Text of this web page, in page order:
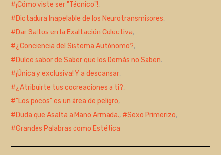
¡Cómo viste ser "Técnico"!,
Dictadura Inapelable de los Neurotransmisores,
Dar Saltos en la Exaltación Colectiva,
¿Conciencia del Sistema Autónomo?,
Dulce sabor de Saber que los Demás no Saben,
¡Única y exclusiva! Y a descansar,
¿Atribuirte tus cocreaciones a ti?,
"Los pocos" es un área de peligro,
Duda que Asalta a Mano Armada., Sexo Primerizo,
Grandes Palabras como Estética